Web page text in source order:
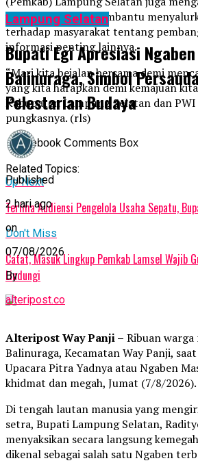
wartawan dalam membantu
terhadap masyarakat tentang
informasi penting lainnya.
“Mari kita bejalan bersama demi
yang kita harapkan demi kemajuan
Kabupaten Lampung Selatan dan
pungkasnya. (rls)
Facebook Comments Box
Related Topics:
Up Next
Terima Audiensi Pengelola Usaha Sepatu,
Don't Miss
Catat, Masuk Lingkup Pemkab Lamsel Wajib
Lindungi
Lampung Selatan
Bupati Egi Apresiasi
Balinuraga, Simbol
Pelestarian Budaya
Published
2 hari ago
on
07/08/2026
By
alteripost.co
Alteripost Way Panji – Ribuan warga
Balinuraga, Kecamatan Way Panji,
Upacara Pitra Yadnya atau Ngaben
khidmat dan megah, Jumat (7/8/2026).
Di tengah lautan manusia yang
setra, Bupati Lampung Selatan,
menyaksikan secara langsung
dikenal sebagai salah satu Ngaben